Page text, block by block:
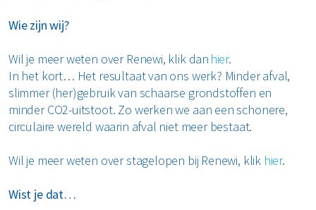
Wie zijn wij?
Wil je meer weten over Renewi, klik dan hier.
In het kort… Het resultaat van ons werk? Minder afval,
slimmer (her)gebruik van schaarse grondstoffen en
minder CO2-uitstoot. Zo werken we aan een schonere,
circulaire wereld waarin afval niet meer bestaat.
Wil je meer weten over stagelopen bij Renewi, klik hier.
Wist je dat…